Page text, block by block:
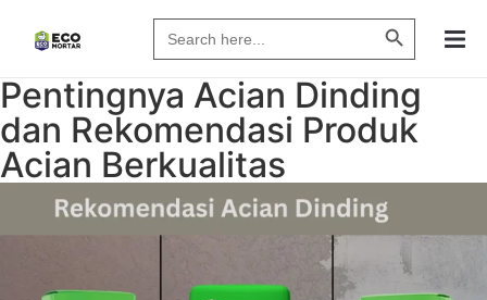
Search
for:
Search
Pentingnya Acian Dinding
dan Rekomendasi Produk
Acian Berkualitas